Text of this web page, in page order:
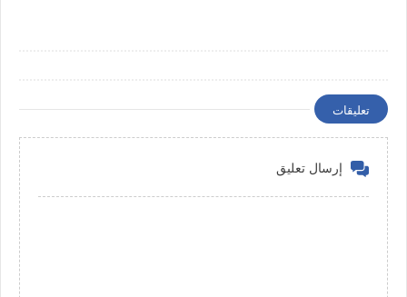
تعليقات
إرسال تعليق